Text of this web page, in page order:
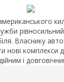
Власнику
нові комплекси
і